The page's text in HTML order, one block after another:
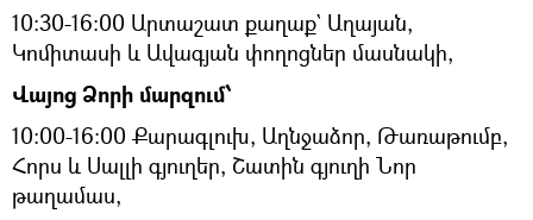
10:30-16:00 Արտաշատ քաղաք` Աղայան,
Կոմիտասի և Ավագյան փողոցներ մասնակի,
Վայոց Ձորի մարզում՝
10:00-16:00 Քարագլուխ, Աղնջաձոր, Թառաթումբ,
Հորս և Սալլի գյուղեր, Շատին գյուղի Նոր
թաղամաս,